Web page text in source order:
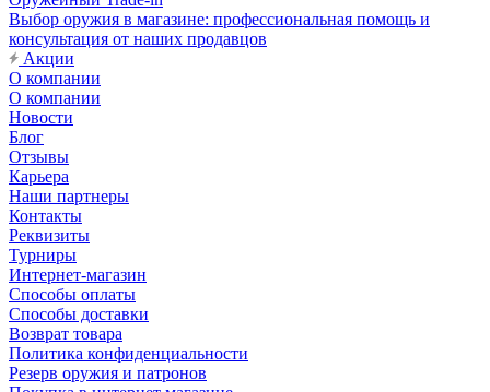
Выбор оружия в магазине: профессиональная помощь и
консультация от наших продавцов
Акции
О компании
О компании
Новости
Блог
Отзывы
Карьера
Наши партнеры
Контакты
Реквизиты
Турниры
Интернет-магазин
Способы оплаты
Способы доставки
Возврат товара
Политика конфиденциальности
Резерв оружия и патронов